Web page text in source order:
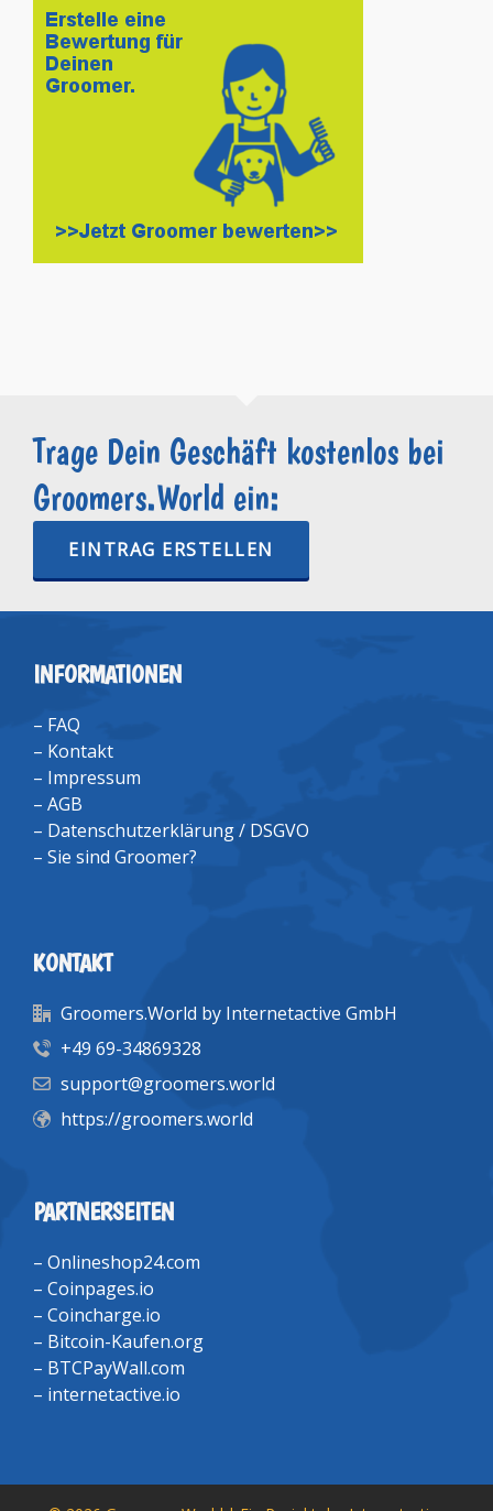
Trage Dein Geschäft kostenlos bei
Groomers.World ein:
EINTRAG ERSTELLEN
INFORMATIONEN
– FAQ
– Kontakt
– Impressum
– AGB
– Datenschutzerklärung / DSGVO
– Sie sind Groomer?
KONTAKT
Groomers.World by Internetactive GmbH
+49 69-34869328
support@groomers.world
https://groomers.world
PARTNERSEITEN
– Onlineshop24.com
– Coinpages.io
– Coincharge.io
– Bitcoin-Kaufen.org
– BTCPayWall.com
– internetactive.io